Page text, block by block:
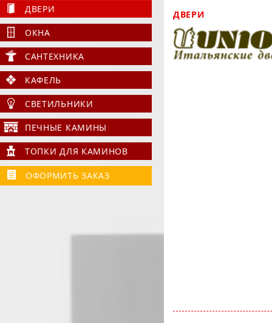
ДВЕРИ
ОКНА
САНТЕХНИКА
КАФЕЛЬ
СВЕТИЛЬНИКИ
ПЕЧНЫЕ КАМИНЫ
ТОПКИ ДЛЯ КАМИНОВ
ОФОРМИТЬ ЗАКАЗ
ДВЕРИ